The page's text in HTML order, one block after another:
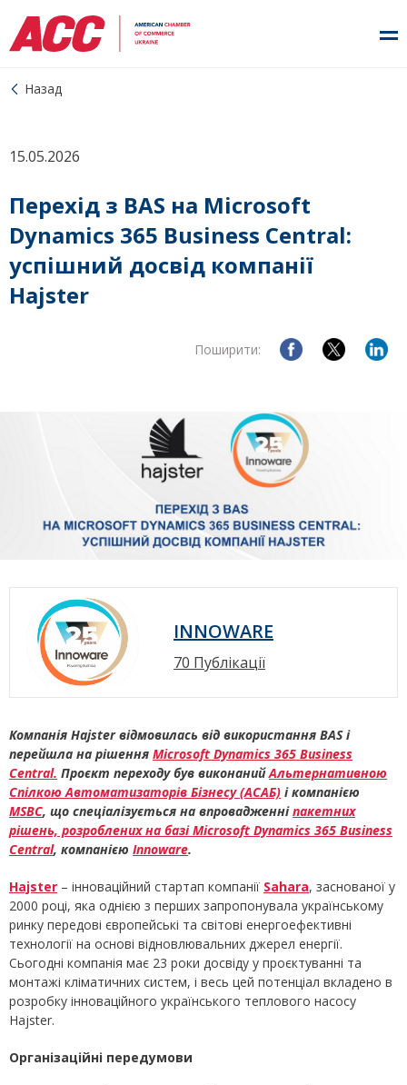
Назад
15.05.2026
Перехід з BAS на Microsoft
Dynamics 365 Business Central:
успішний досвід компанії
Hajster
Поширити:
INNOWARE
70 Публікації
Компанія Hajster відмовилась від використання BAS і
перейшла на рішення Microsoft Dynamics 365 Business
Central. Проєкт переходу був виконанийАльтернативною
Спілкою Автоматизаторів Бізнесу (АСАБ) і компанією
MSBC, що спеціалізується на впровадженніпакетних
рішень, розроблених на базі Microsoft Dynamics 365 Business
Central, компанією Іnnoware.
Hajster – інноваційний стартап компанії Sahara, заснованої у
2000 році, яка однією з перших запропонувала українському
ринку передові європейські та світові енергоефективні
технології на основі відновлювальних джерел енергії.
Сьогодні компанія має 23 роки досвіду у проєктуванні та
монтажі кліматичних систем, і весь цей потенціал вкладено в
розробку інноваційного українського теплового насосу
Hajster.
Організаційні передумови